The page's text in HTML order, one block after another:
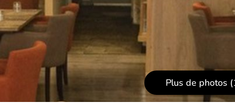
Plus de photos